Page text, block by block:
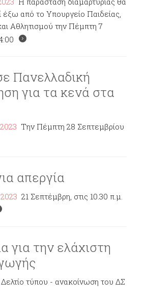
έξω από το Υπουργείο Παιδείας,
Αθλητισμού την Πέμπτη 7
Πανελλαδική
για τα κενά στα
Την Πέμπτη 28 Σεπτεμβρίου
απεργία
21 Σεπτέμβρη, στις 10.30 π.μ.
για την ελάχιστη
Δελτίο τύπου - ανακοίνωση του ΔΣ